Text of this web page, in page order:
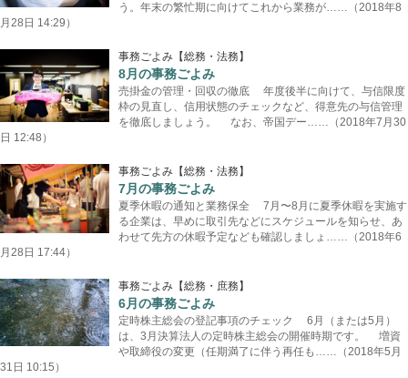
う。年末の繁忙期に向けてこれから業務が……（2018年8
月28日 14:29）
事務ごよみ【総務・法務】
8月の事務ごよみ
売掛金の管理・回収の徹底 年度後半に向けて、与信限度
枠の見直し、信用状態のチェックなど、得意先の与信管理
を徹底しましょう。 なお、帝国デー……（2018年7月30
日 12:48）
事務ごよみ【総務・法務】
7月の事務ごよみ
夏季休暇の通知と業務保全 7月〜8月に夏季休暇を実施す
る企業は、早めに取引先などにスケジュールを知らせ、あ
わせて先方の休暇予定なども確認しましょ……（2018年6
月28日 17:44）
事務ごよみ【総務・庶務】
6月の事務ごよみ
定時株主総会の登記事項のチェック 6月（または5月）
は、3月決算法人の定時株主総会の開催時期です。 増資
や取締役の変更（任期満了に伴う再任も……（2018年5月
31日 10:15）